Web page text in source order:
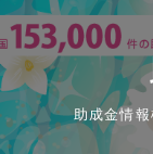
Skip
to
content
助成金情